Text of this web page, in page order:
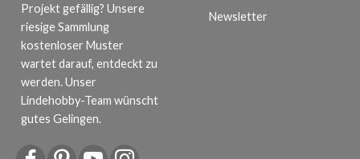
Projekt gefällig? Unsere
riesige Sammlung
kostenloser Muster
wartet darauf, entdeckt zu
werden. Unser
Lindehobby-Team wünscht
gutes Gelingen.
Newsletter